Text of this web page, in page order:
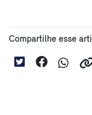
Compartilhe esse